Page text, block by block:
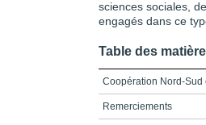
sciences sociales,
engagés dans ce
Table des
Coopération Nord-Sud
Remerciements